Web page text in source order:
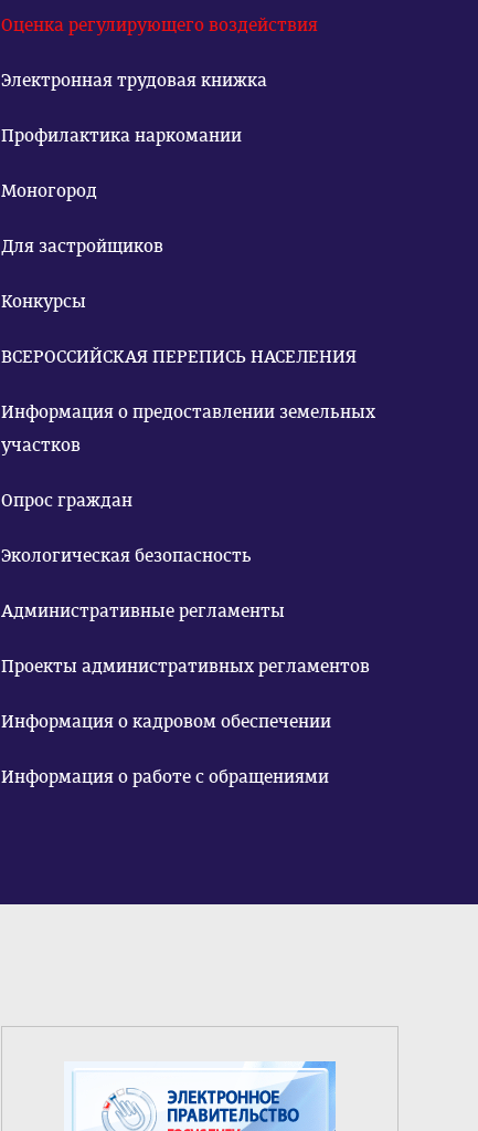
Оценка регулирующего воздействия
Электронная трудовая книжка
Профилактика наркомании
Моногород
Для застройщиков
Конкурсы
ВСЕРОССИЙСКАЯ ПЕРЕПИСЬ НАСЕЛЕНИЯ
Информация о предоставлении земельных
участков
Опрос граждан
Экологическая безопасность
Административные регламенты
Проекты административных регламентов
Информация о кадровом обеспечении
Информация о работе с обращениями